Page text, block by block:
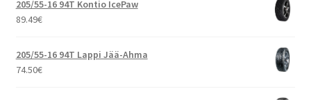
205/55-16 94T Kontio IcePaw
89.49€
205/55-16 94T Lappi Jää-Ahma
74.50€